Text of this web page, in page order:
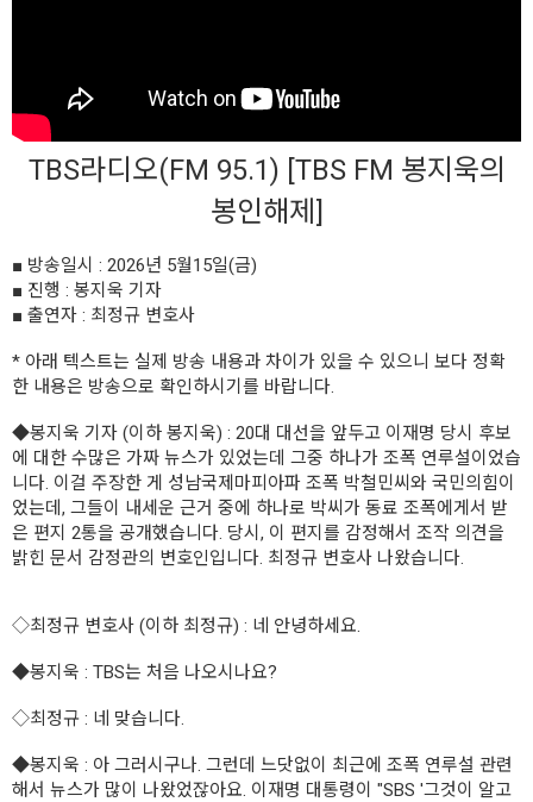
TBS라디오(FM 95.1) [TBS FM 봉지욱의
봉인해제]
■ 방송일시 : 2026년 5월15일(금)
■ 진행 : 봉지욱 기자
■ 출연자 : 최정규 변호사
* 아래 텍스트는 실제 방송 내용과 차이가 있을 수 있으니 보다 정확
한 내용은 방송으로 확인하시기를 바랍니다.
◆봉지욱 기자 (이하 봉지욱) : 20대 대선을 앞두고 이재명 당시 후보
에 대한 수많은 가짜 뉴스가 있었는데 그중 하나가 조폭 연루설이었습
니다. 이걸 주장한 게 성남국제마피아파 조폭 박철민씨와 국민의힘이
었는데, 그들이 내세운 근거 중에 하나로 박씨가 동료 조폭에게서 받
은 편지 2통을 공개했습니다. 당시, 이 편지를 감정해서 조작 의견을
밝힌 문서 감정관의 변호인입니다. 최정규 변호사 나왔습니다.
◇최정규 변호사 (이하 최정규) : 네 안녕하세요.
◆봉지욱 : TBS는 처음 나오시나요?
◇최정규 : 네 맞습니다.
◆봉지욱 : 아 그러시구나. 그런데 느닷없이 최근에 조폭 연루설 관련
해서 뉴스가 많이 나왔었잖아요. 이재명 대통령이 "SBS '그것이 알고